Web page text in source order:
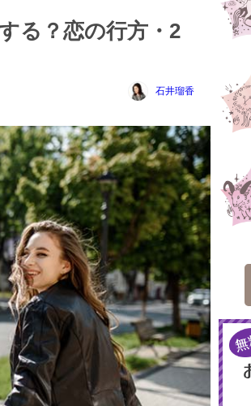
る？恋の行方・2
石井瑠香